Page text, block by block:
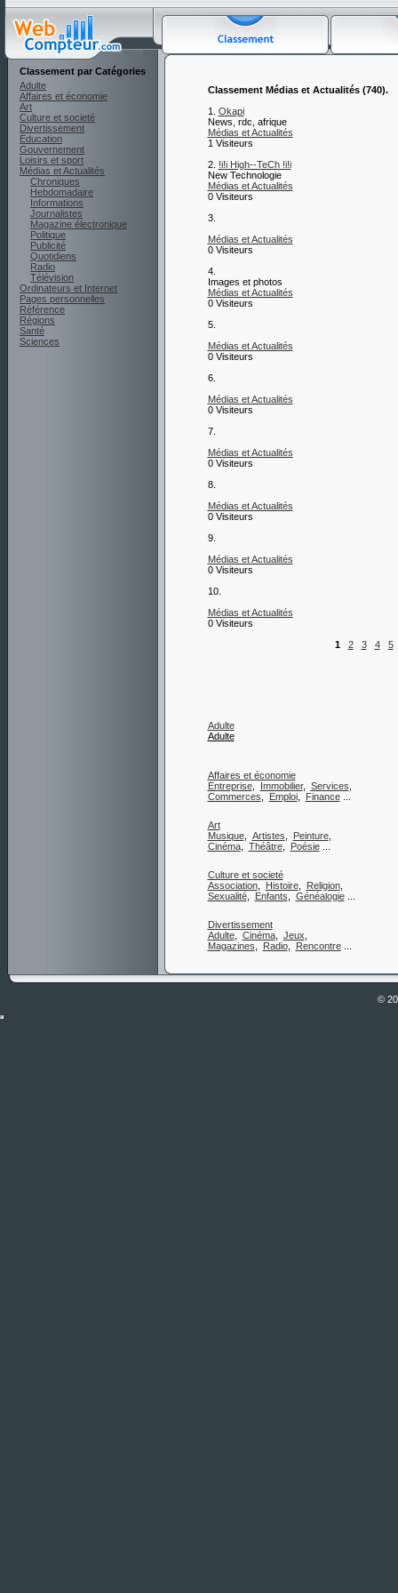
Classement par Catégories
Adulte
Affaires et économie
Art
Culture et societé
Divertissement
Éducation
Gouvernement
Loisirs et sport
Médias et Actualités
Chroniques
Hebdomadaire
Informations
Journalistes
Magazine électronique
Politique
Publicité
Quotidiens
Radio
Télévision
Ordinateurs et Internet
Pages personnelles
Référence
Régions
Santé
Sciences
Classement Médias et Actualités (740).
1. Okapi
News, rdc, afrique
Médias et Actualités
1 Visiteurs
2. !i!i High--TeCh !i!i
New Technologie
Médias et Actualités
0 Visiteurs
3.
Médias et Actualités
0 Visiteurs
4.
Images et photos
Médias et Actualités
0 Visiteurs
5.
Médias et Actualités
0 Visiteurs
6.
Médias et Actualités
0 Visiteurs
7.
Médias et Actualités
0 Visiteurs
8.
Médias et Actualités
0 Visiteurs
9.
Médias et Actualités
0 Visiteurs
10.
Médias et Actualités
0 Visiteurs
1
2 3 4 5
Adulte
Adulte
Affaires et économie
Entreprise, Immobilier, Services
Commerces
Emploi, Finance...
Art
Musique, Artistes Peinture,
Cinéma, Théâtre, Poésie...
Culture et societé
Association, Histoire, Religion,
Sexualité, Enfants Généalogie...
Divertissement
Adulte, Cinéma, Jeux
Magazines
Radio, Rencontre...
©